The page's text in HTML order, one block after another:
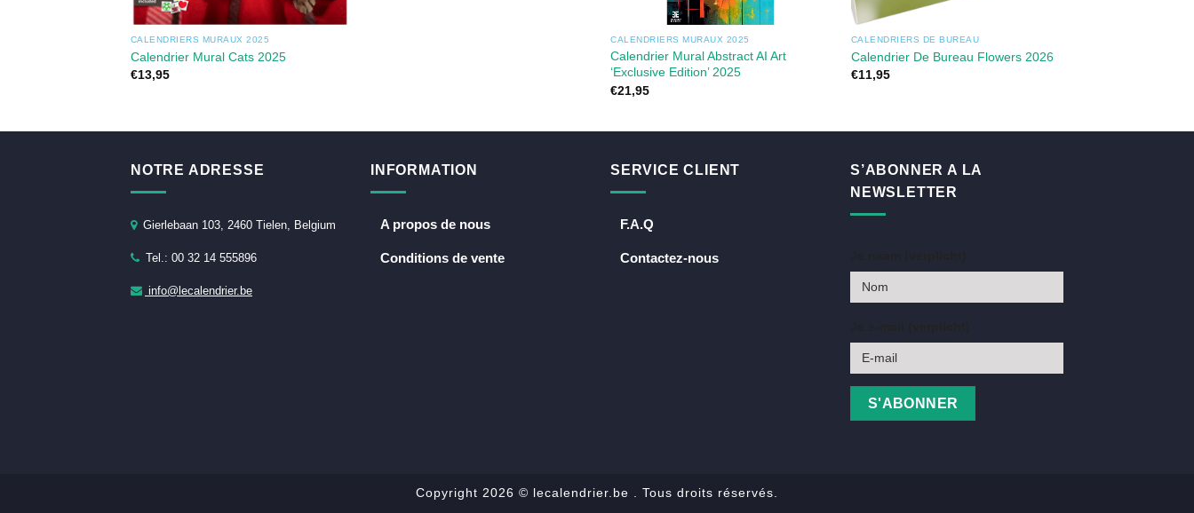
CALENDRIERS MURAUX 2025
Calendrier Mural Cats 2025
€13,95
CALENDRIERS MURAUX 2025
Calendrier Mural Abstract AI Art
‘Exclusive Edition’ 2025
€21,95
CALENDRIERS DE BUREAU
Calendrier De Bureau Flowers 2026
€11,95
NOTRE ADRESSE
Gierlebaan 103, 2460 Tielen, Belgium
Tel.: 00 32 14 555896
info@lecalendrier.be
INFORMATION
A propos de nous
Conditions de vente
SERVICE CLIENT
F.A.Q
Contactez-nous
S’ABONNER A LA
NEWSLETTER
Copyright 2026 © lecalendrier.be . Tous droits réservés.